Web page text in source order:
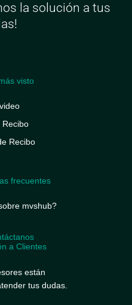
la solución a tus
visto
Recibo
Recibo
frecuentes
mvshub?
a Clientes
están
tus dudas.